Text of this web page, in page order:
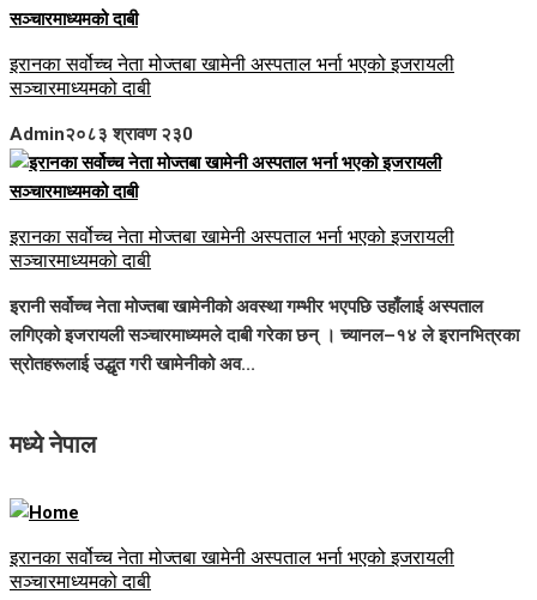
इरानका सर्वोच्च नेता मोज्तबा खामेनी अस्पताल भर्ना भएको इजरायली
सञ्चारमाध्यमको दाबी
Admin२०८३ श्रावण २३0
इरानका सर्वोच्च नेता मोज्तबा खामेनी अस्पताल भर्ना भएको इजरायली
सञ्चारमाध्यमको दाबी
इरानी सर्वोच्च नेता मोज्तबा खामेनीको अवस्था गम्भीर भएपछि उहाँलाई अस्पताल
लगिएको इजरायली सञ्चारमाध्यमले दाबी गरेका छन् । च्यानल–१४ ले इरानभित्रका
स्रोतहरूलाई उद्धृत गरी खामेनीको अव...
मध्ये नेपाल
इरानका सर्वोच्च नेता मोज्तबा खामेनी अस्पताल भर्ना भएको इजरायली
सञ्चारमाध्यमको दाबी